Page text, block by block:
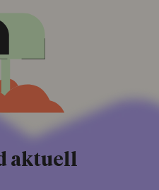
aktuell